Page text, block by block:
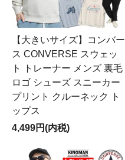
【大きいサイズ】コンバー
ス CONVERSE スウェッ
ト トレーナー メンズ 裏毛
ロゴ シューズ スニーカー
プリント クルーネック ト
ップス
4,499円(内税)